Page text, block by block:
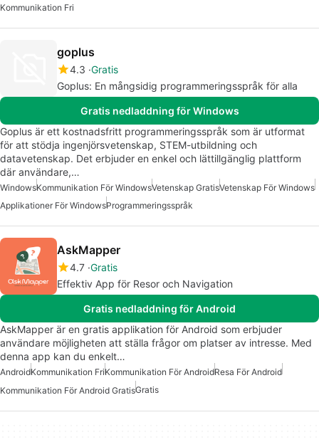
Kommunikation Fri
goplus
4.3 Gratis
Goplus: En mångsidig programmeringsspråk för alla
Gratis nedladdning för Windows
Goplus är ett kostnadsfritt programmeringsspråk som är utformat
för att stödja ingenjörsvetenskap, STEM-utbildning och
datavetenskap. Det erbjuder en enkel och lättillgänglig plattform
där användare,…
WindowsKommunikation För WindowsVetenskap GratisVetenskap För Windows
Applikationer För WindowsProgrammeringsspråk
AskMapper
4.7 Gratis
Effektiv App för Resor och Navigation
Gratis nedladdning för Android
AskMapper är en gratis applikation för Android som erbjuder
användare möjligheten att ställa frågor om platser av intresse. Med
denna app kan du enkelt…
AndroidKommunikation FriKommunikation För AndroidResa För Android
Kommunikation För Android GratisGratis